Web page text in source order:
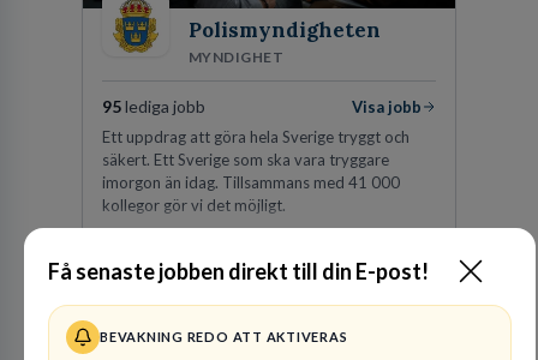
Få senaste jobben direkt till din E-post!
BEVAKNING REDO ATT AKTIVERAS
Polismyndigheten
MYNDIGHET
95 lediga jobb
Visa jobb
Ett uppdrag att göra hela Sverige tryggt och
säkert. Ett Sverige som ska vara tryggare
imorgon än idag. Tillsammans med 41 000
kollegor gör vi det möjligt.